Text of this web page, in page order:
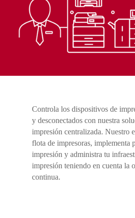
Controla los dispositivos de
y desconectados con nuestra
impresión centralizada. Nuestro
flota de impresoras, implementa
impresión y administra tu
impresión teniendo en cuenta la
continua.